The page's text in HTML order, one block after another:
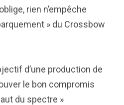
rien n’empêche
» du Crossbow
d’une production de
le bon compromis
du spectre »